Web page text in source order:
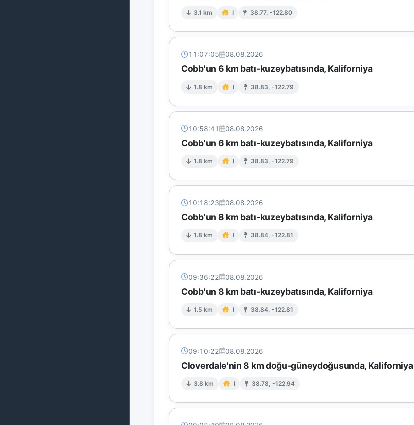
3.1 km I 38.77, -122.80
11:07:05 08.08.2026
Cobb'un 6 km batı-kuzeybatısında, Kaliforniya
1.8 km I 38.83, -122.79
10:58:41 08.08.2026
Cobb'un 6 km batı-kuzeybatısında, Kaliforniya
1.8 km I 38.83, -122.79
10:18:23 08.08.2026
Cobb'un 8 km batı-kuzeybatısında, Kaliforniya
1.8 km I 38.84, -122.81
09:36:22 08.08.2026
Cobb'un 8 km batı-kuzeybatısında, Kaliforniya
1.5 km I 38.84, -122.81
09:10:22 08.08.2026
Cloverdale'nin 8 km doğu-güneydoğusunda, Kaliforniya
3.8 km I 38.78, -122.94